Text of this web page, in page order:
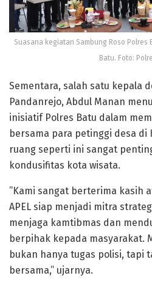
Suasana kegiatan Sambung Roso Polres
Batu. Foto:
Sementara, salah satu kepala
Pandanrejo, Abdul Manan
inisiatif Polres Batu dalam
bersama para petinggi desa di
ruang seperti ini sangat
kondusifitas kota wisata.
”Kami sangat berterima kasih
APEL siap menjadi mitra
menjaga kamtibmas dan
berpihak kepada masyarakat.
bukan hanya tugas polisi, tapi
bersama,” ujarnya.